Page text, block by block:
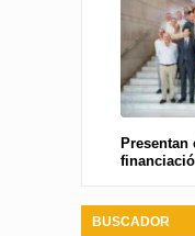
BUSCADOR